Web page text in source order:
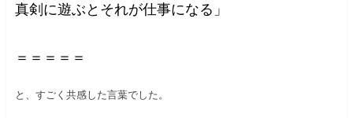
真剣に遊ぶとそれが仕事になる」
＝＝＝＝＝
と、すごく共感した言葉でした。